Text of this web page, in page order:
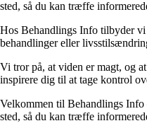
sted, så du kan træffe
Hos Behandlings Info tilbyder vi
behandlinger eller
Vi tror på, at viden er magt, og
inspirere dig til at tage kontrol
Velkommen til Behandlings Info
sted, så du kan træffe